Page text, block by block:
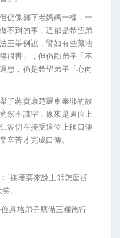
仍像鄉下老媽媽一樣，一
不到的事，這都是希望弟
王舉例說，譬如有些藏地
很香」，但仍勸弟子「不
患，仍是希望弟子「心向
了蔣貢康楚羅卓泰耶的故
然不識字，原來是這位上
波切在接受這位上師口傳
辛苦才完成口傳。
“接著要來說上師怎麼折
。
具格弟子應備三種德行